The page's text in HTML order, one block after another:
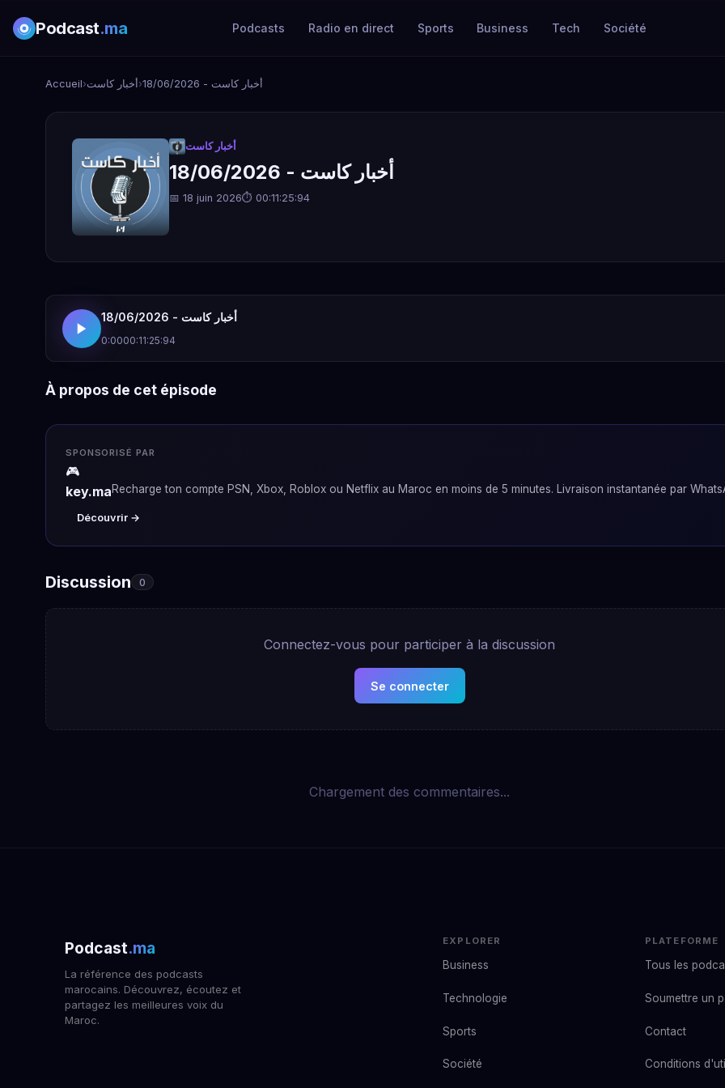
Podcast.ma Podcasts Radio en direct Sports Business Tech Société
Accueil›أخبار كاست › أخبار كاست - 18/06/2026
أخبار كاست
أخبار كاست - 18/06/2026
📅 18 juin 2026⏱ 00:11:25:94
أخبار كاست - 18/06/2026
0:0000:11:25:94
À propos de cet épisode
SPONSORISÉ PAR
🎮
key.maRecharge ton compte PSN, Xbox, Roblox ou Netflix au Maroc en moins de 5 minutes. Livraison instantanée par
Découvrir →
Discussion 0
Connectez-vous pour participer à la discussion
Se connecter
Chargement des commentaires...
Podcast.ma
La référence des podcasts
marocains. Découvrez, écoutez et
partagez les meilleures voix du
Maroc.
EXPLORER
Business
Technologie
Sports
Société
PLATEFORME
Tous les
Soumettre un
Contact
Conditions